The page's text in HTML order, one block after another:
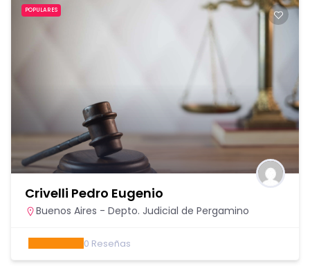
POPULARES
Crivelli Pedro Eugenio
Buenos Aires - Depto. Judicial de Pergamino
0 Reseñas